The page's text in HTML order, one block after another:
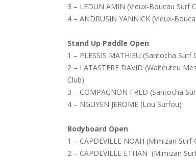
3 – LEDUN AMIN (Vieux-Boucau Surf
4 – ANDRUSIN YANNICK (Vieux-
Stand Up Paddle Open
1 – PLESSIS MATHIEU (Santocha Surf
2 – LATASTERE DAVID (Waiteuteu
Club)
3 – COMPAGNON FRED (Santocha
4 – NGUYEN JEROME (Lou Surfou)
Bodyboard Open
1 – CAPDEVILLE NOAH (Mimizan Surf
2 – CAPDEVILLE ETHAN (Mimizan